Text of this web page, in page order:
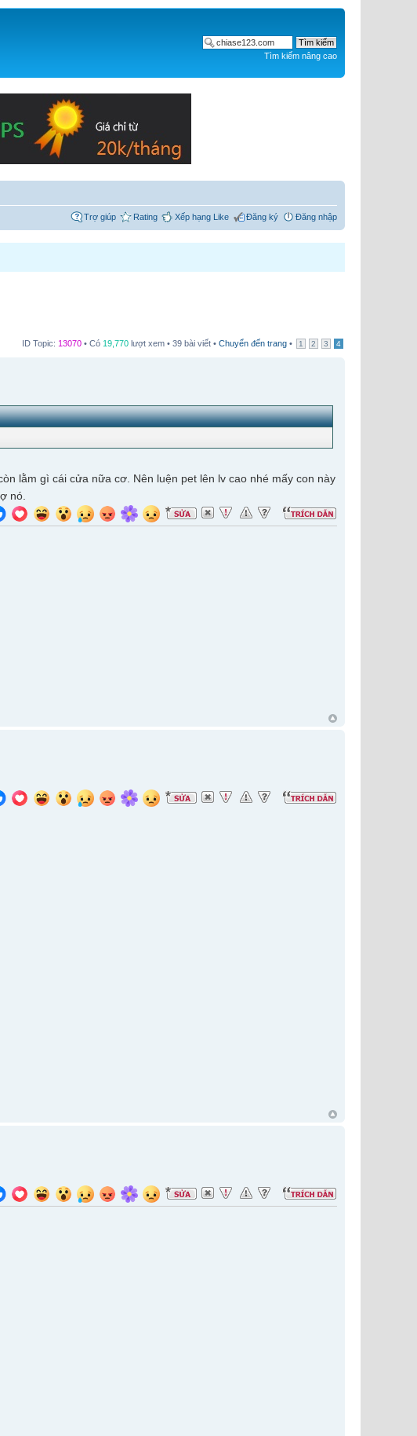
Tìm kiếm nâng cao
Trợ giúp Rating Xếp hạng Like Đăng ký Đăng nhập
ID Topic: 13070 • Có 19,770 lượt xem • 39 bài viết • Chuyển đến trang • 1 2 3 4
lằm gì cái cửa nữa cơ. Nên luện pet lên lv cao nhé mấy con này
nó.